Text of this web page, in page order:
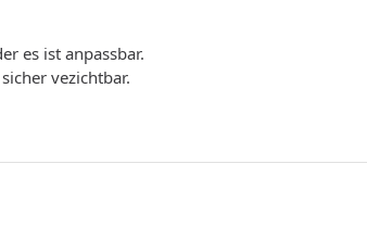
es ist anpassbar.
vezichtbar.